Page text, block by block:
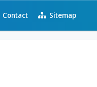
Contact Sitemap